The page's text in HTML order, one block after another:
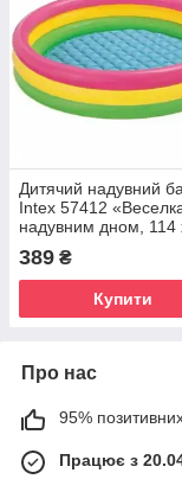
Дитячий надувний
Intex 57412
надувним дном, 114
389 ₴
Купити
Про нас
95% позитивних
Працює з